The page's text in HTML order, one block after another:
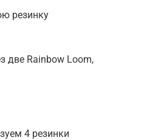
резинку
две Rainbow Loom,
4 резинки